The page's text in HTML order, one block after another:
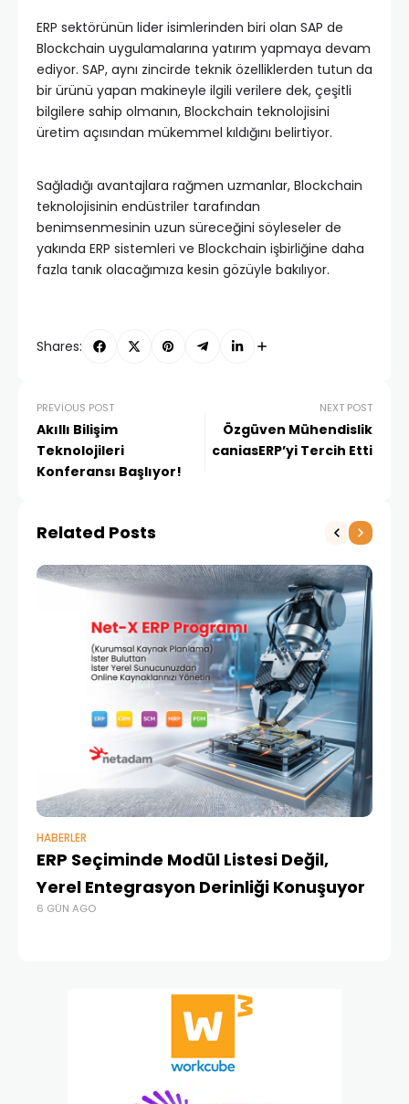
ERP sektörünün lider isimlerinden biri olan SAP de
Blockchain uygulamalarına yatırım yapmaya devam
ediyor. SAP, aynı zincirde teknik özelliklerden tutun da
bir ürünü yapan makineyle ilgili verilere dek, çeşitli
bilgilere sahip olmanın, Blockchain teknolojisini
üretim açısından mükemmel kıldığını belirtiyor.
Sağladığı avantajlara rağmen uzmanlar, Blockchain
teknolojisinin endüstriler tarafından
benimsenmesinin uzun süreceğini söyleseler de
yakında ERP sistemleri ve Blockchain işbirliğine daha
fazla tanık olacağımıza kesin gözüyle bakılıyor.
Shares:
PREVIOUS POST
Akıllı Bilişim
Teknolojileri
Konferansı Başlıyor!
NEXT POST
Özgüven Mühendislik
caniasERP’yi Tercih Etti
Related Posts
HABERLER
ERP Seçiminde Modül Listesi Değil,
Yerel Entegrasyon Derinliği Konuşuyor
6 GÜN AGO